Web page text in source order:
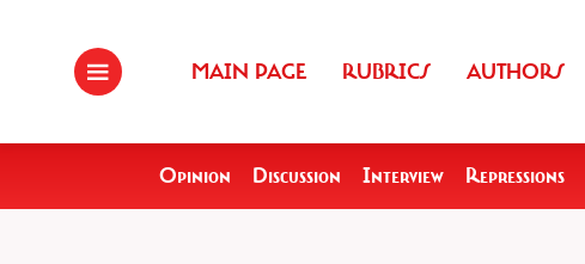
MAIN PAGE RUBRICS AUTHORS
Opinion Discussion Interview Repressions